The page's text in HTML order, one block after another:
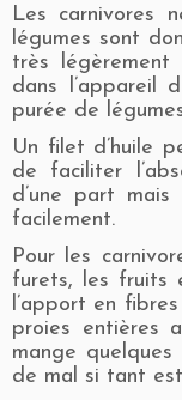
Les carnivores
légumes sont
très légèrement
dans l’appareil
purée de
Un filet d’huile
de faciliter
d’une part
facilement.
Pour les
furets, les fruits
l’apport en
proies entières
mange
de mal si tant